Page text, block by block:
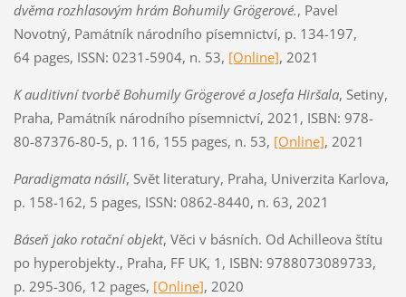
dvěma rozhlasovým hrám Bohumily Grögerové., Pavel
Novotný, Památník národního písemnictví, p. 134-197,
64 pages, ISSN: 0231-5904, n. 53, [Online], 2021
K auditivní tvorbě Bohumily Grögerové a Josefa Hiršala, Setiny,
Praha, Památník národního písemnictví, 2021, ISBN: 978-
80-87376-80-5, p. 116, 155 pages, n. 53, [Online], 2021
Paradigmata násilí, Svět literatury, Praha, Univerzita Karlova,
p. 158-162, 5 pages, ISSN: 0862-8440, n. 63, 2021
Báseň jako rotační objekt, Věci v básních. Od Achilleova štítu
po hyperobjekty., Praha, FF UK, 1, ISBN: 9788073089733,
p. 295-306, 12 pages, [Online], 2020